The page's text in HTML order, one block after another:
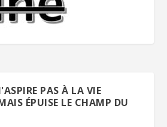
PAS À LA VIE
ÉPUISE LE CHAMP DU